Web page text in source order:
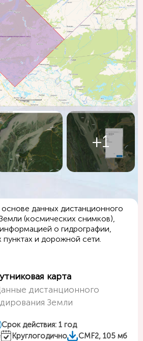
+1
основе данных дистанционного
(космических снимков),
о гидрографии,
пунктах и дорожной сети.
карта
дистанционного
Земли
Срок действия: 1 год
Круглогодично CMF2, 105 мб